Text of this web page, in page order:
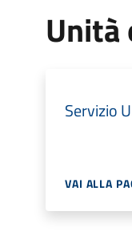
Unità
Servizio
VAI ALLA